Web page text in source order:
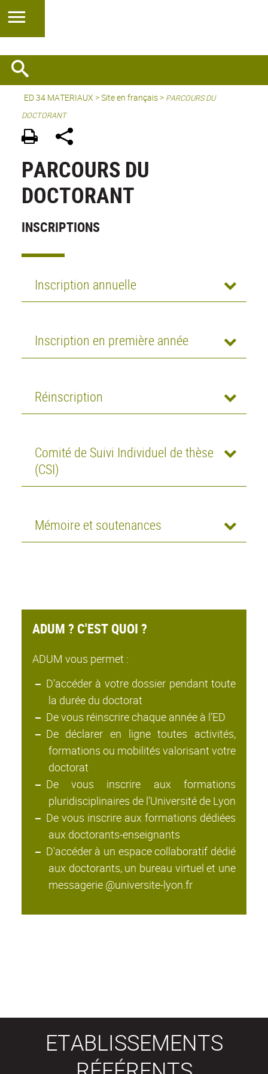
ED 34 MATERIAUX >Site en français> PARCOURS DU
DOCTORANT
PARCOURS DU
DOCTORANT
INSCRIPTIONS
Inscription annuelle
Inscription en première année
Réinscription
Comité de Suivi Individuel de thèse
(CSI)
Mémoire et soutenances
ADUM ? C'EST QUOI ?
ADUM vous permet :
D’accéder à votre dossier pendant toute
la durée du doctorat
De vous réinscrire chaque année à l’ED
De déclarer en ligne toutes activités,
formations ou mobilités valorisant votre
doctorat
De vous inscrire aux formations
pluridisciplinaires de l’Université de Lyon
De vous inscrire aux formations dédiées
aux doctorants-enseignants
D'accéder à un espace collaboratif dédié
aux doctorants, un bureau virtuel et une
messagerie @universite-lyon.fr
ETABLISSEMENTS